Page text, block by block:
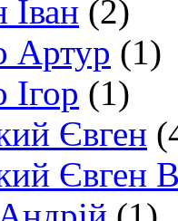
Іван (2)
Артур (1)
Ігор (1)
Євген
Євген